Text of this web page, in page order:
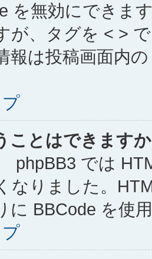
を無効にできま
が、タグを < >
報は投稿画面内
ことはできます
phpBB3 では
なりました。
に BBCode を使